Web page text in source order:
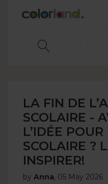
LA FIN DE
SCOLAIRE -
L’IDÉE
SCOLAIRE ?
INSPIRER!
by Anna, 05 May 2026